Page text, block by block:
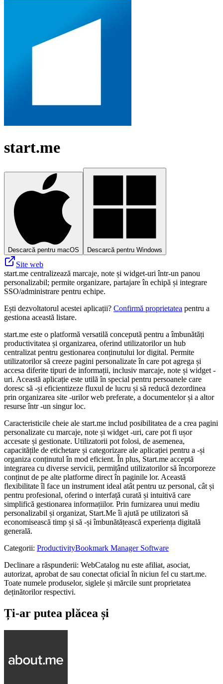
start.me
Descarcă pentru macOS Descarcă pentru Windows
Site web
start.me centralizează marcaje, note și widget‑uri într‑un panou
personalizabil; permite organizare, partajare în echipă și integrare
SSO/administrare pentru echipe.
Ești dezvoltatorul acestei aplicații? Confirmă proprietatea pentru a
gestiona această listare.
start.me este o platformă versatilă concepută pentru a îmbunătăți
productivitatea și organizarea, oferind utilizatorilor un hub
centralizat pentru gestionarea conținutului lor digital. Permite
utilizatorilor să creeze pagini personalizate în care pot agrega și
accesa diferite tipuri de informații, inclusiv marcaje, note și widget -
uri. Această aplicație este utilă în special pentru persoanele care
doresc să -și eficientizeze fluxul de lucru și să reducă dezordinea
prin organizarea site -urilor web preferate, a documentelor și a altor
resurse într -un singur loc.
Caracteristicile cheie ale start.me includ posibilitatea de a crea pagini
personalizate cu marcaje, note și widget -uri, care pot fi ușor
accesate și gestionate. Utilizatorii pot folosi, de asemenea,
capacitățile de etichetare și categorizare ale aplicației pentru a -și
organiza conținutul în mod eficient. În plus, Start.me acceptă
integrarea cu diverse servicii, permițând utilizatorilor să încorporeze
conținut de pe alte platforme direct în paginile lor. Această
flexibilitate îl face un instrument ideal atât pentru uz personal, cât și
pentru profesional, oferind o interfață curată și intuitivă care
simplifică gestionarea informațiilor. Prin furnizarea unui mediu
personalizabil și organizat, Start.Me îi ajută pe utilizatori să
economisească timp și să -și îmbunătățească experiența digitală
generală.
Categorii: ProductivityBookmark Manager Software
Declinare a răspunderii: WebCatalog nu este afiliat, asociat,
autorizat, aprobat de sau conectat oficial în niciun fel cu start.me.
Toate numele produselor, siglele și mărcile sunt proprietatea
deținătorilor respectivi.
Ți-ar putea plăcea și